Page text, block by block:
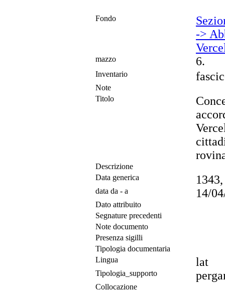
Fondo
->
mazzo 6.
Inventario
Note
Titolo
Descrizione
Data generica
data da - a 14/
Dato attribuito
Segnature precedenti
Note documento
Presenza sigilli
Tipologia documentaria
Lingua
lat
Tipologia_supporto
Collocazione